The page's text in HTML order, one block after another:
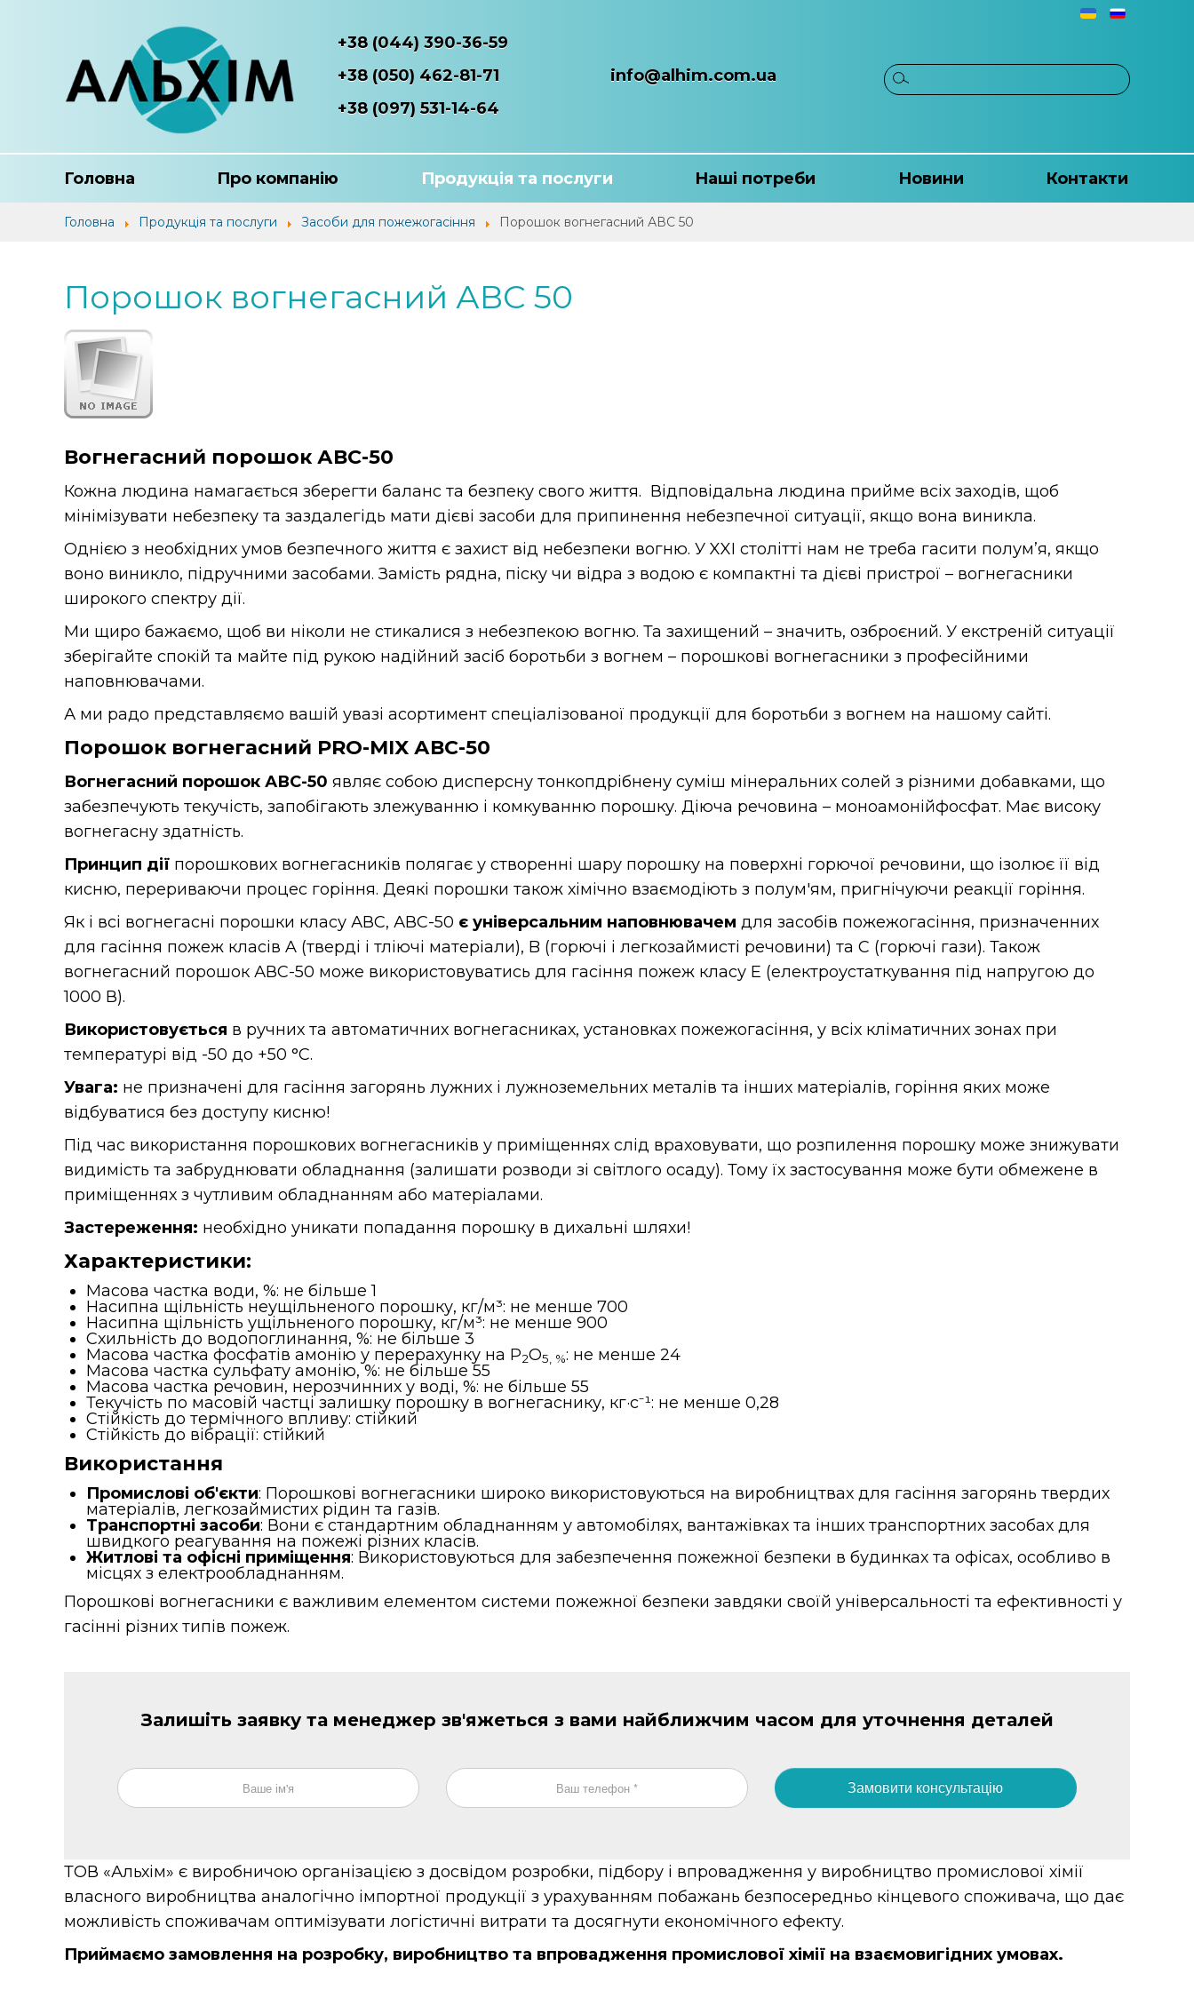
+38 (044) 390-36-59
+38 (050) 462-81-71
+38 (097) 531-14-64
info@alhim.com.ua
Головна Про компанію Продукція та послуги Наші потреби Новини Контакти
Головна Продукція та послуги Засоби для пожежогасіння Порошок вогнегасний АВС 50
Порошок вогнегасний АВС 50
Вогнегасний порошок АВС-50
Кожна людина намагається зберегти баланс та безпеку свого життя. Відповідальна людина прийме всіх заходів, щоб
мінімізувати небезпеку та заздалегідь мати дієві засоби для припинення небезпечної ситуації, якщо вона виникла.
Однією з необхідних умов безпечного життя є захист від небезпеки вогню. У XXI столітті нам не треба гасити полум’я, якщо
воно виникло, підручними засобами. Замість рядна, піску чи відра з водою є компактні та дієві пристрої – вогнегасники
широкого спектру дії.
Ми щиро бажаємо, щоб ви ніколи не стикалися з небезпекою вогню. Та захищений – значить, озброєний. У екстреній ситуації
зберігайте спокій та майте під рукою надійний засіб боротьби з вогнем – порошкові вогнегасники з професійними
наповнювачами.
А ми радо представляємо вашій увазі асортимент спеціалізованої продукції для боротьби з вогнем на нашому сайті.
Порошок вогнегасний PRO-MIX АВС-50
Вогнегасний порошок АВС-50 являє собою дисперсну тонкопдрібнену суміш мінеральних солей з різними добавками, що
забезпечують текучість, запобігають злежуванню і комкуванню порошку. Діюча речовина – моноамонійфосфат. Має високу
вогнегасну здатність.
Принцип дії порошкових вогнегасників полягає у створенні шару порошку на поверхні горючої речовини, що ізолює її від
кисню, перериваючи процес горіння. Деякі порошки також хімічно взаємодіють з полум'ям, пригнічуючи реакції горіння.
Як і всі вогнегасні порошки класу АВС, АВС-50 є універсальним наповнювачем для засобів пожежогасіння, призначенних
для гасіння пожеж класів A (тверді і тліючі матеріали), B (горючі і легкозаймисті речовини) та C (горючі гази). Також
вогнегасний порошок АВС-50 може використовуватись для гасіння пожеж класу Е (електроустаткування під напругою до
1000 В).
Використовується в ручних та автоматичних вогнегасниках, установках пожежогасіння, у всіх кліматичних зонах при
температурі від -50 до +50 °С.
Увага: не призначені для гасіння загорянь лужних і лужноземельних металів та інших матеріалів, горіння яких може
відбуватися без доступу кисню!
Під час використання порошкових вогнегасників у приміщеннях слід враховувати, що розпилення порошку може знижувати
видимість та забруднювати обладнання (залишати розводи зі світлого осаду). Тому їх застосування може бути обмежене в
приміщеннях з чутливим обладнанням або матеріалами.
Застереження: необхідно уникати попадання порошку в дихальні шляхи!
Характеристики:
Масова частка води, %: не більше 1
Насипна щільність неущільненого порошку, кг/м³: не менше 700
Насипна щільність ущільненого порошку, кг/м³: не менше 900
Схильність до водопоглинання, %: не більше 3
Масова частка фосфатів амонію у перерахунку на P2O5, %: не менше 24
Масова частка сульфату амонію, %: не більше 55
Масова частка речовин, нерозчинних у воді, %: не більше 55
Текучість по масовій частці залишку порошку в вогнегаснику, кг·с⁻¹: не менше 0,28
Стійкість до термічного впливу: стійкий
Стійкість до вібрації: стійкий
Використання
Промислові об'єкти: Порошкові вогнегасники широко використовуються на виробництвах для гасіння загорянь твердих
матеріалів, легкозаймистих рідин та газів.
Транспортні засоби: Вони є стандартним обладнанням у автомобілях, вантажівках та інших транспортних засобах для
швидкого реагування на пожежі різних класів.
Житлові та офісні приміщення: Використовуються для забезпечення пожежної безпеки в будинках та офісах, особливо в
місцях з електрообладнанням.
Порошкові вогнегасники є важливим елементом системи пожежної безпеки завдяки своїй універсальності та ефективності у
гасінні різних типів пожеж.
Залишіть заявку та менеджер зв'яжеться з вами найближчим часом для уточнення деталей
Замовити консультацію
ТОВ «Альхім» є виробничою організацією з досвідом розробки, підбору і впровадження у виробництво промислової хімії
власного виробництва аналогічно імпортної продукції з урахуванням побажань безпосередньо кінцевого споживача, що дає
можливість споживачам оптимізувати логістичні витрати та досягнути економічного ефекту.
Приймаємо замовлення на розробку, виробництво та впровадження промислової хімії на взаємовигідних умовах.